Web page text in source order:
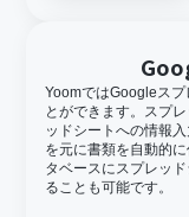
YoomではGoogleス
とができます。スプ
ッドシートへの情報
を元に書類を自動的
タベースにスプレッ
ることも可能です。